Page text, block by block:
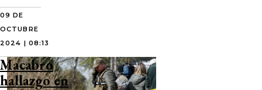
09 DE
OCTUBRE
2024 | 08:13
Macabro
hallazgo en